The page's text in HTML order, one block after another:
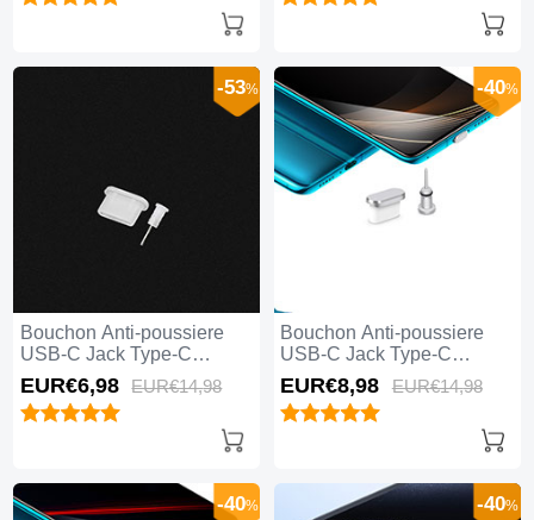
Bouchon Anti-poussiere
USB-C Jack Type-C
Universel H04 pour Apple
iPhone 15 Plus Blanc
-53%
EUR€6,98 EUR€14,98
Bouchon Anti-poussiere
USB-C Jack Type-C
Universel H03 pour Apple
iPhone 15 Plus Argent
-40%
EUR€8,98 EUR€14,98
-40% -40%